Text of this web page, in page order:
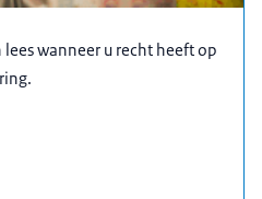
wanneer u recht heeft op